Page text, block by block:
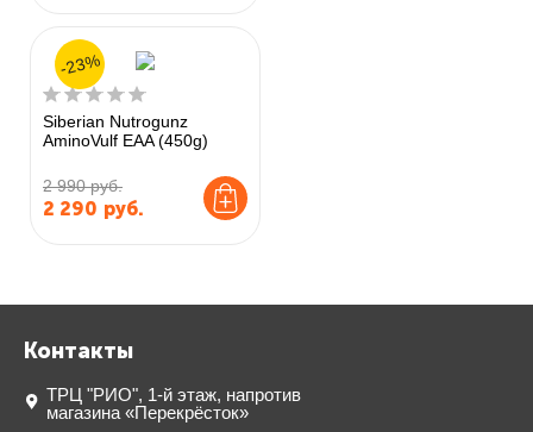
Siberian Nutrogunz
AminoVulf EAA (450g)
2 990 руб.
2 290 руб.
-23%
Контакты
ТРЦ "РИО", 1-й этаж, напротив
магазина «Перекрёсток»